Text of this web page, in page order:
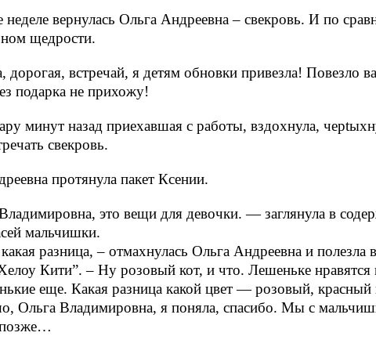
вернулась Ольга Андреевна – свекровь. И по
щедрости.
встречай, я детям обновки привезла! Повезло
подарка не прихожу!
минут назад приехавшая с работы, вздохнула,
свекровь.
протянула пакет Ксении.
это вещи для девочки. — заглянула в
мальчишки.
разница, – отмахнулась Ольга Андреевна и полезла в
Кити”. – Ну розовый кот, и что. Лешеньке
еще. Какая разница какой цвет — розовый,
Ольга Владимировна, я поняла, спасибо. Мы с